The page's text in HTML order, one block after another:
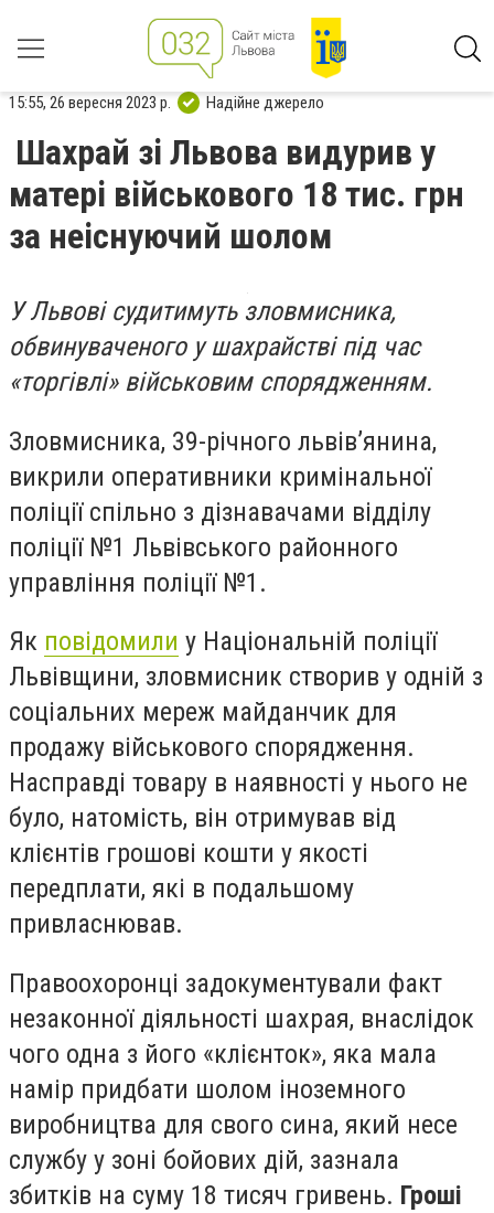
15:55, 26 вересня 2023 р. Надійне джерело
Шахрай зі Львова видурив у
матері військового 18 тис. грн
за неіснуючий шолом
У Львові судитимуть зловмисника,
обвинуваченого у шахрайстві під час
«торгівлі» військовим спорядженням.
Зловмисника, 39-річного львів’янина,
викрили оперативники кримінальної
поліції спільно з дізнавачами відділу
поліції №1 Львівського районного
управління поліції №1.
Як повідомили у Національній поліції
Львівщини, зловмисник створив у одній з
соціальних мереж майданчик для
продажу військового спорядження.
Насправді товару в наявності у нього не
було, натомість, він отримував від
клієнтів грошові кошти у якості
передплати, які в подальшому
привласнював.
Правоохоронці задокументували факт
незаконної діяльності шахрая, внаслідок
чого одна з його «клієнток», яка мала
намір придбати шолом іноземного
виробництва для свого сина, який несе
службу у зоні бойових дій, зазнала
збитків на суму 18 тисяч гривень. Гроші